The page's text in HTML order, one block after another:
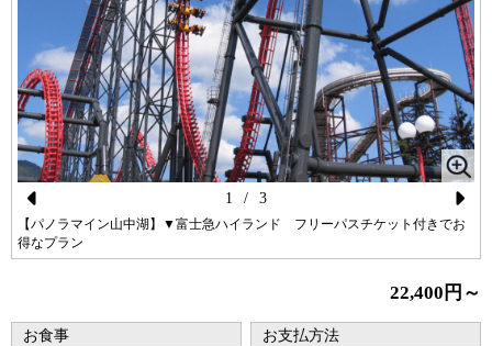
Pr
ev
us
【パノラマイン山中湖】▼富士急ハイランド フリーパスチケット付きでお
得なプラン
N
ex
t
1 / 3
22,400円～
お食事
お支払方法